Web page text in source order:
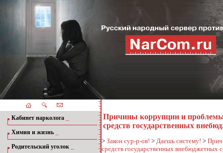
Кабинет нарколога
Химия и жизнь
Родительский уголок
Причины коррупции и
средств государственных
> Закон сур-р-ов! > Даешь систему! >
средств государственных внебюджетных